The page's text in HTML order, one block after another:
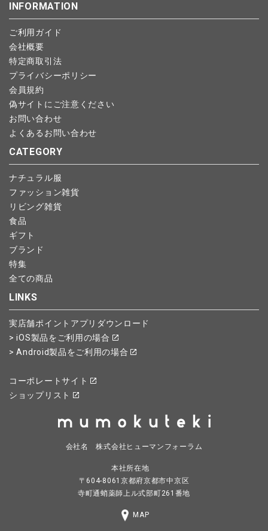
全ての商品
CONTENTS
特集
ご利用ガイド
お問い合わせ
ショップリスト
します。
予約商品など一部キャンセルが出来ない場合がございます。あら
かじめご了承ください。
こちら よりご依頼ください。
INFORMATION
ご利用ガイド
会社概要
特定商取引法
プライバシーポリシー
会員規約
偽サイトにご注意ください
お問い合わせ
よくあるお問い合わせ
CATEGORY
ナチュラル服
ファッション雑貨
リビング雑貨
食品
ギフト
ブランド
特集
全ての商品
LINKS
実店舗ポイントアプリダウンロード
> iOS製品をご利用の場合
> Android製品をご利用の場合
コーポレートサイト
ショップリスト
会社名 株式会社ヒューマンフォーラム
本社所在地
〒604-8061京都府京都市中京区
寺町通蛸薬師上ル式部町261番地
MAP